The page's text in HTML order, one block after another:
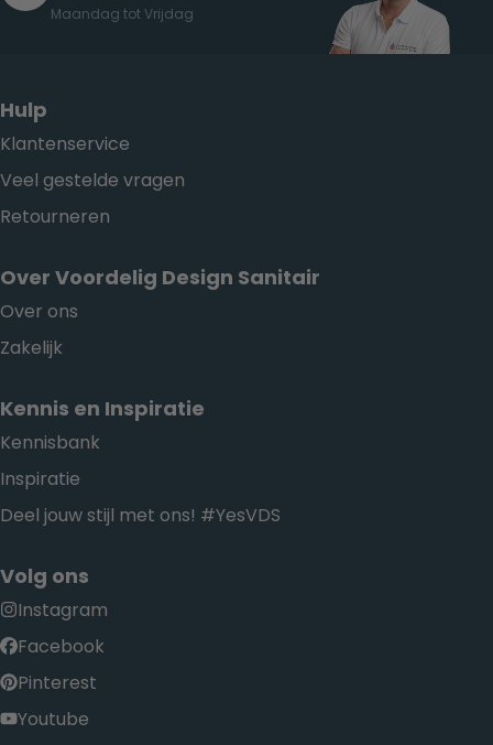
Maandag tot Vrijdag
Hulp
Klantenservice
Veel gestelde vragen
Retourneren
Over Voordelig Design Sanitair
Over ons
Zakelijk
Kennis en Inspiratie
Kennisbank
Inspiratie
Deel jouw stijl met ons! #YesVDS
Volg ons
Instagram
Facebook
Pinterest
Youtube